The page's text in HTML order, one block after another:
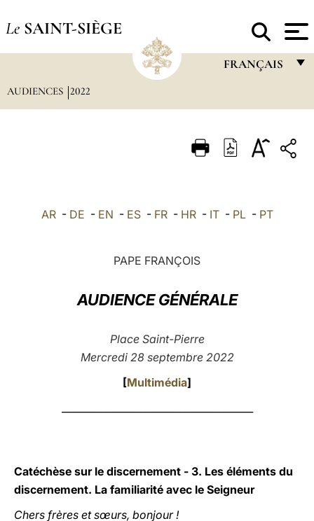
Le SAINT-SIÈGE
FRANÇAIS
ITALIANO
中文
AUDIENCES 2022
AR- DE - EN - ES- FR- HR- IT- PL- PT
PAPE FRANÇOIS
AUDIENCE GÉNÉRALE
Place Saint-Pierre
Mercredi 28 septembre 2022
[Multimédia]
Catéchèse sur le discernement - 3. Les éléments du
discernement. La familiarité avec le Seigneur
Chers frères et sœurs, bonjour !